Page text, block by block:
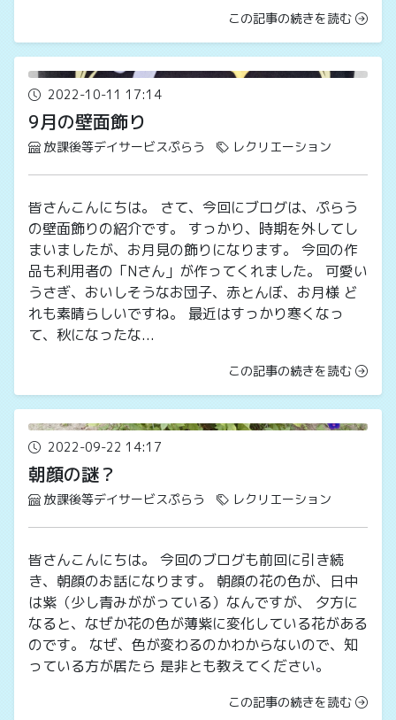
この記事の続きを読む
2022-10-11 17:14
9月の壁面飾り
放課後等デイサービスぷらう レクリエーション
皆さんこんにちは。 さて、今回にブログは、ぷらう
の壁面飾りの紹介です。 すっかり、時期を外してし
まいましたが、お月見の飾りになります。 今回の作
品も利用者の「Nさん」が作ってくれました。 可愛い
うさぎ、おいしそうなお団子、赤とんぼ、お月様 ど
れも素晴らしいですね。 最近はすっかり寒くなっ
て、秋になったな...
この記事の続きを読む
2022-09-22 14:17
朝顔の謎？
放課後等デイサービスぷらう レクリエーション
皆さんこんにちは。 今回のブログも前回に引き続
き、朝顔のお話になります。 朝顔の花の色が、日中
は紫（少し青みががっている）なんですが、 夕方に
なると、なぜか花の色が薄紫に変化している花がある
のです。 なぜ、色が変わるのかわからないので、知
っている方が居たら 是非とも教えてください。
この記事の続きを読む